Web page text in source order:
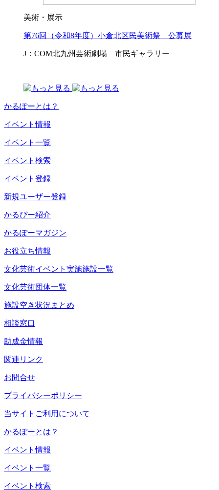
美術・展示
第76回（令和8年度）小倉北区民美術祭 公募展
J：COM北九州芸術劇場 市民ギャラリー
かるぽーとは？
イベント情報
イベント一覧
イベント検索
イベント登録
新規ユーザー登録
かるぴー紹介
かるぽーマガジン
お役立ち情報
文化芸術イベント実施施設一覧
文化芸術団体一覧
施設空き状況まとめ
相談窓口
助成金情報
関連リンク
お問合せ
プライバシーポリシー
当サイトご利用について
かるぽーとは？
イベント情報
イベント一覧
イベント検索